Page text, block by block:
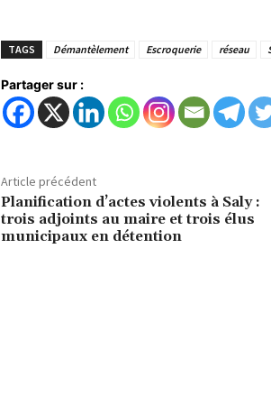
TAGS Démantèlement Escroquerie réseau
Partager sur :
Article précédent
Planification d’actes violents à Saly :
trois adjoints au maire et trois élus
municipaux en détention